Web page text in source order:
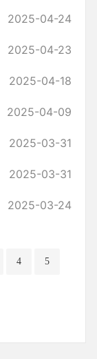
2025-04-24
2025-04-23
2025-04-18
2025-04-09
2025-03-31
2025-03-31
2025-03-24
4 5